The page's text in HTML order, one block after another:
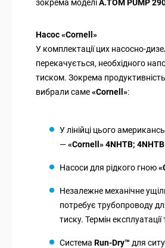
зокрема моделіA.TOM PUMP
Насос «Cornell»
У комплектації цих насосно-
перекачується, необхідного
тиском. Зокрема
вибрали саме«Cornell»:
У лінійці цього
—«Cornell» 4NHTB;
Насоси для рідкого гною
Незалежне механічне
потребує трубопроводу
тиску. Термін
Система Run-Dry™ для